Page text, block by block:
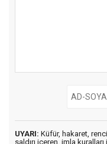
UYARI: Küfür, hakaret,
saldırı içeren, imla kuralları